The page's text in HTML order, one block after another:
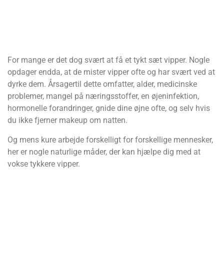
For mange er det dog svært at få et tykt sæt vipper. Nogle
opdager endda, at de mister vipper ofte og har svært ved at
dyrke dem. Årsagertil dette omfatter, alder, medicinske
problemer, mangel på næringsstoffer, en øjeninfektion,
hormonelle forandringer, gnide dine øjne ofte, og selv hvis
du ikke fjerner makeup om natten.
Og mens kure arbejde forskelligt for forskellige mennesker,
her er nogle naturlige måder, der kan hjælpe dig med at
vokse tykkere vipper.